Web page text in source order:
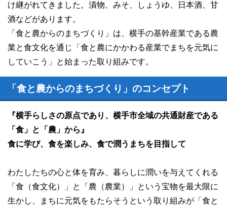
け継がれてきました。漬物、みそ、しょうゆ、日本酒、甘
酒などがあります。
「食と農からのまちづくり」は、横手の基幹産業である農
業と食文化を通じ「食と農にかかわる産業でまちを元気に
していこう」と始まった取り組みです。
「食と農からのまちづくり」のコンセプト
『横手らしさの原点であり、横手市全域の共通財産である
「食」と「農」から』
食に学び、食を楽しみ、食で潤うまちを目指して
わたしたちの心と体を育み、暮らしに潤いを与えてくれる
「食（食文化）」と「農（農業）」という宝物を最大限に
生かし、まちに元気をもたらそうという取り組みが「食と